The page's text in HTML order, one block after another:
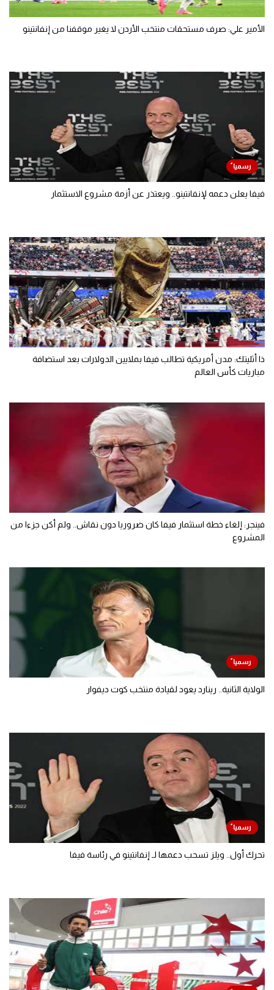
الأمير علي: صرف مستحقات منتخب الأردن لا يغير موقفنا من إنفانتينو
فيفا يعلن دعمه لإنفانتينو.. ويعتذر عن أزمة مشروع الاستثمار
ذا أثليتك: مدن أمريكية تطالب فيفا بملايين الدولارات بعد استضافة
مباريات كأس العالم
فينجر: إلغاء خطة استثمار فيفا كان ضروريا دون نقاش.. ولم أكن جزءا من
المشروع
الولاية الثانية.. رينارد يعود لقيادة منتخب كوت ديفوار
تحرك أول.. ويلز تسحب دعمها لـ إنفانتينو في رئاسة فيفا